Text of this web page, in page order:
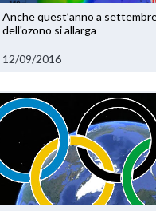
Anche quest’anno a
dell'ozono si allarga
12/09/2016